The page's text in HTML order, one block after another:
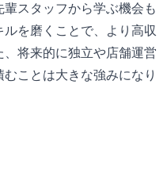
スタッフから学ぶ機会も
を磨くことで、より高収
将来的に独立や店舗運営
ことは大きな強みになり